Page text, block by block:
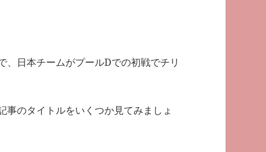
、日本チームがプールDでの初戦でチリ
事のタイトルをいくつか見てみましょ